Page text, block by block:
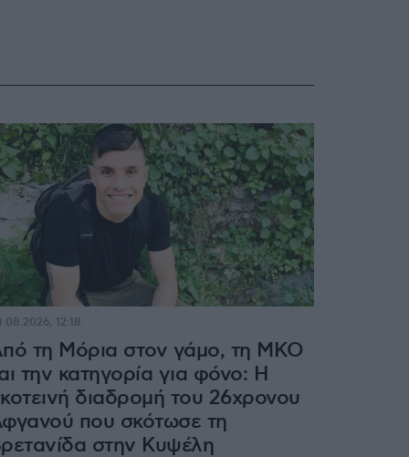
τη Μόρια στον γάμο, τη ΜΚΟ
την κατηγορία για φόνο: Η
διαδρομή του 26χρονου
που σκότωσε τη
στην Κυψέλη
12:18